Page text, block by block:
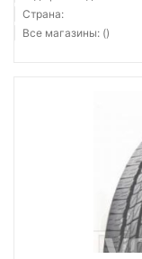
Страна:
Все магазины: ()